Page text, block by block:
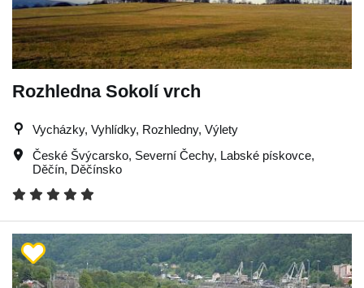
Rozhledna Sokolí vrch
Vycházky, Vyhlídky, Rozhledny, Výlety
České Švýcarsko, Severní Čechy, Labské pískovce,
Děčín, Děčínsko